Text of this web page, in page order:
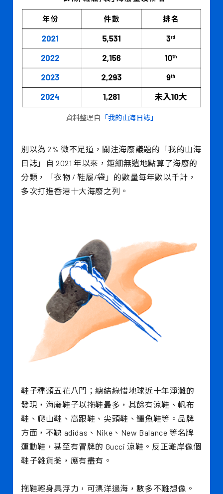
資料整理自 「我的山海日誌」
別以為 2% 微不足道，關注海廢議題的「我的山海
日誌」自 2021 年以來，鉅細無遺地點算了海廢的
分類，「衣物 / 鞋履/袋」的數量每年數以千計，
多次打進香港十大海廢之列。
鞋子種類五花八門；總結綠惜地球近十年淨灘的
發現，海廢鞋子以拖鞋最多，其餘有涼鞋、帆布
鞋、爬山鞋、高跟鞋、尖頭鞋、鱷魚鞋等。品牌
方面，不缺 adidas、Nike、New Balance 等名牌
運動鞋，甚至有冒牌的 Gucci 涼鞋。反正灘岸像個
鞋子雜貨攤，應有盡有。
拖鞋輕身具浮力，可漂洋過海，數多不難想像。